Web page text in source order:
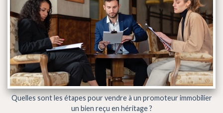
Quelles sont les étapes pour vendre à un promoteur immobilier
un bien reçu en héritage ?